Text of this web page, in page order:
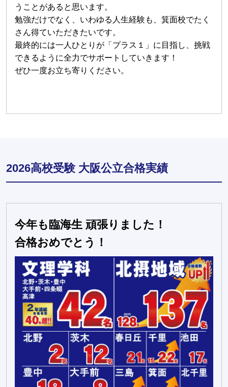
うことがあると思います。
勉強だけでなく、いわゆる人生経験も、箕面校でたく
さん得ていただきたいです。
最終的には一人ひとりが「プラス１」に目指し、挑戦
できるように全力でサポートしていきます！
ぜひ一度お立ち寄りください。
2026高校受験 大阪公立合格実績
今年も臨海生 頑張りました！
合格おめでとう！